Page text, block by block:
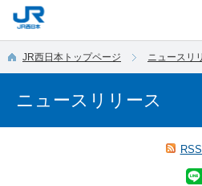
JR西日本トップページ ニュースリ
ニュースリリース